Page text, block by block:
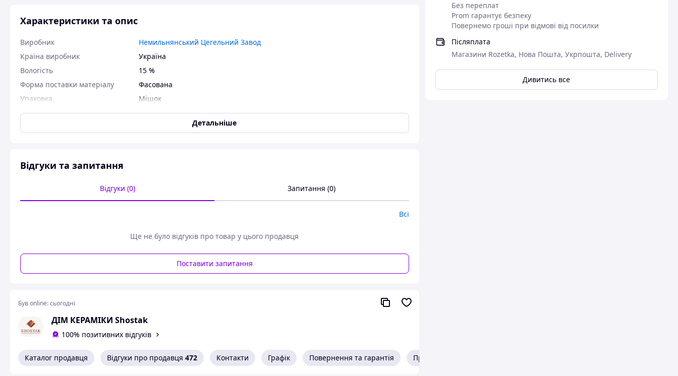
Без переплат
Prom гарантує безпеку
Повернемо гроші при відмові від посилки
Післяплата
Магазини Rozetka, Нова Пошта, Укрпошта, Delivery
Дивитись все
Характеристики та опис
Виробник
Немильнянський Цегельний Завод
Країна виробник
Україна
Вологість
15 %
Форма поставки матеріалу
Фасована
Упаковка
Мішок
Вогнетривка глина
Детальніше
Відгуки та запитання
Відгуки (0) Запитання (0)
Всі
Ще не було відгуків про товар у цього продавця
Поставити запитання
Був online:сьогодні
ДІМ КЕРАМІКИ Shostak
100% позитивних відгуків
Каталог продавця Відгуки про продавця 472 Контакти Графік Повернення та гарантія Про продавця